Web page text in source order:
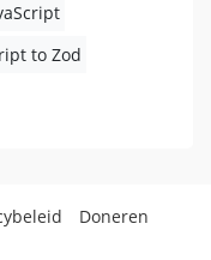
to Zod
Doneren